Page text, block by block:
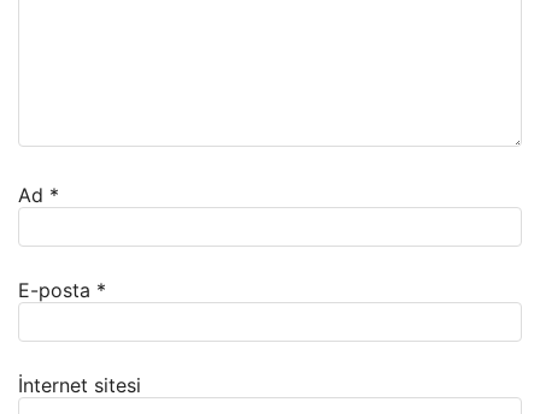
Ad *
E-posta *
İnternet sitesi